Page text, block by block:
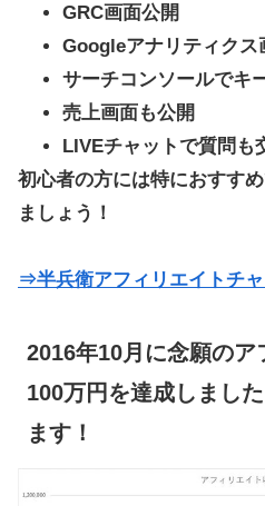
GRC画面公開
Googleアナリティクス
サーチコンソールでキ
売上画面も公開
LIVEチャットで質問も
初心者の方には特におすす
ましょう！
⇒半兵衛アフィリエイトチ
2016年10月に念願のア
100万円を達成しまし
ます！